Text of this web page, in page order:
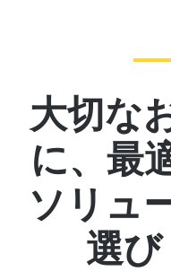
大切な
に、最
ソリュ
選